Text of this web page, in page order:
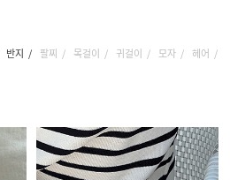
반지 팔찌 목걸이 귀걸이 모자
헤어